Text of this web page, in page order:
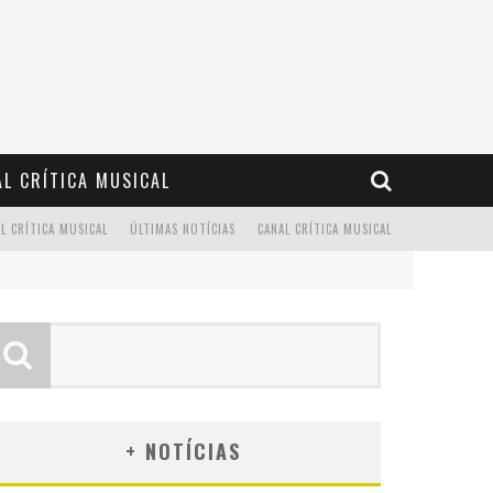
CRÍTICA MUSICAL
CANAL CRÍTICA MUSICAL
ÚLTIMAS NOTÍCIAS
CRÍTICA MUSICAL
+ NOTÍCIAS